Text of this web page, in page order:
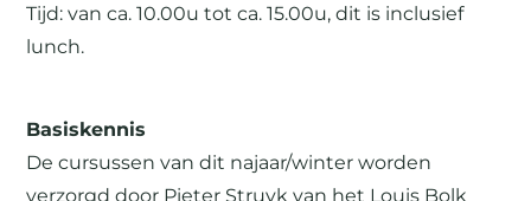
Tijd: van ca. 10.00u tot ca. 15.00u, dit is inclusief
lunch.
Basiskennis
De cursussen van dit najaar/winter worden
verzorgd door Pieter Struyk van het Louis Bolk